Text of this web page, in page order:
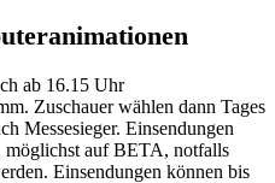
ab 16.15 Uhr
Zuschauer wählen dann Tages
Messesieger. Einsendungen
möglichst auf BETA, notfalls
Einsendungen können bis